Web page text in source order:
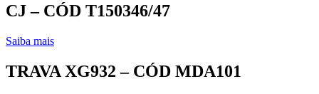
CJ – CÓD T150346/47
Saiba mais
TRAVA XG932 – CÓD MDA101